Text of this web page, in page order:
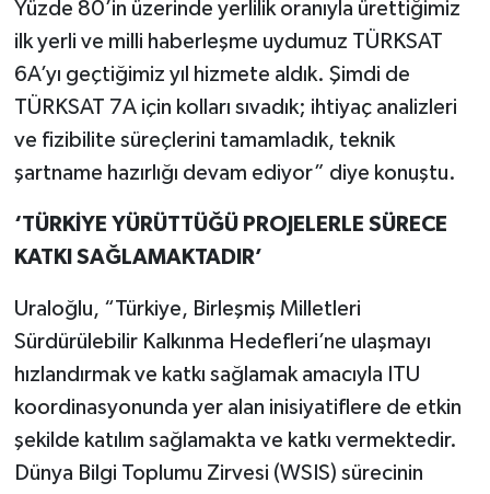
Yüzde 80’in üzerinde yerlilik oranıyla ürettiğimiz
ilk yerli ve milli haberleşme uydumuz TÜRKSAT
6A’yı geçtiğimiz yıl hizmete aldık. Şimdi de
TÜRKSAT 7A için kolları sıvadık; ihtiyaç analizleri
ve fizibilite süreçlerini tamamladık, teknik
şartname hazırlığı devam ediyor” diye konuştu.
‘TÜRKİYE YÜRÜTTÜĞÜ PROJELERLE SÜRECE
KATKI SAĞLAMAKTADIR’
Uraloğlu, “Türkiye, Birleşmiş Milletleri
Sürdürülebilir Kalkınma Hedefleri’ne ulaşmayı
hızlandırmak ve katkı sağlamak amacıyla ITU
koordinasyonunda yer alan inisiyatiflere de etkin
şekilde katılım sağlamakta ve katkı vermektedir.
Dünya Bilgi Toplumu Zirvesi (WSIS) sürecinin